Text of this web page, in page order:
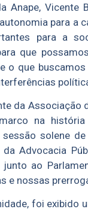
Anape,
para a
para a
que
o que
da Associação
na
solene
Advocacia
junto ao
e nossas
foi exibido